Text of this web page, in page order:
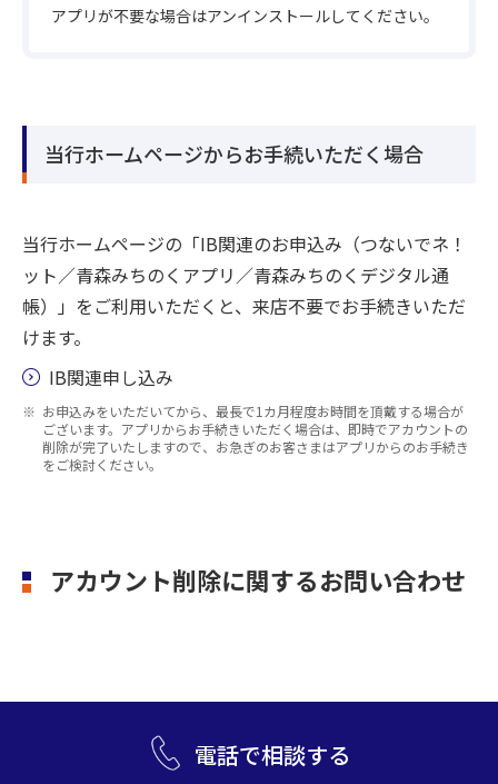
アプリが不要な場合はアンインストールしてください。
当行ホームページからお手続いただく場合
当行ホームページの「IB関連のお申込み（つないでネ！
ット／青森みちのくアプリ／青森みちのくデジタル通
帳）」をご利用いただくと、来店不要でお手続きいただ
けます。
IB関連申し込み
お申込みをいただいてから、最長で1カ月程度お時間を頂戴する場合が
ございます。アプリからお手続きいただく場合は、即時でアカウントの
削除が完了いたしますので、お急ぎのお客さまはアプリからのお手続き
をご検討ください。
アカウント削除に関するお問い合わせ
電話で相談する